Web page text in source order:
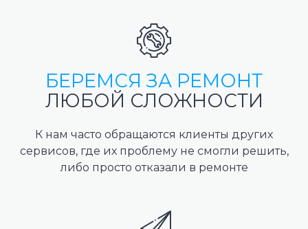
БЕРЕМСЯ ЗА РЕМОНТ
ЛЮБОЙ СЛОЖНОСТИ
К нам часто обращаются клиенты других
сервисов, где их проблему не смогли решить,
либо просто отказали в ремонте